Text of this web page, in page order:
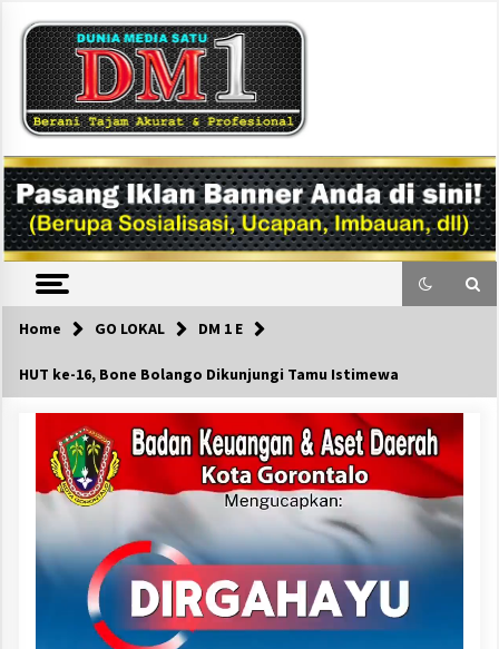
content
DM1
Home GO LOKAL DM 1 E
HUT ke-16, Bone Bolango Dikunjungi Tamu Istimewa